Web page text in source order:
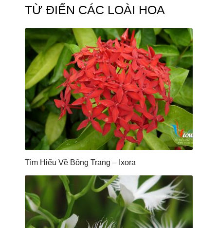
TỪ ĐIỂN CÁC LOÀI HOA
Tìm Hiểu Về Bông Trang – Ixora